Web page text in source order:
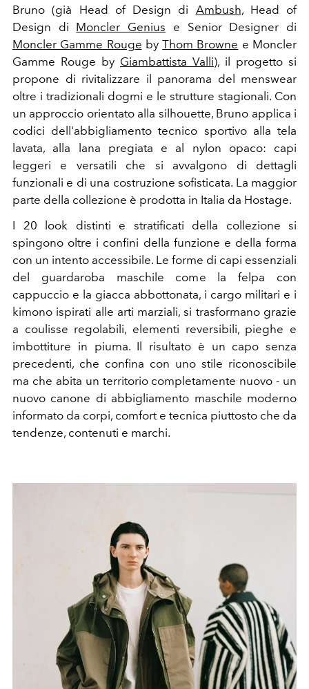
Bruno (già Head of Design di Ambush, Head of
Design di Moncler Genius e Senior Designer di
Moncler Gamme Rouge byThom Browne e Moncler
Gamme Rouge by Giambattista Valli), il progetto si
propone di rivitalizzare il panorama del menswear
oltre i tradizionali dogmi e le strutture stagionali. Con
un approccio orientato alla silhouette, Bruno applica i
codici dell'abbigliamento tecnico sportivo alla tela
lavata, alla lana pregiata e al nylon opaco: capi
leggeri e versatili che si avvalgono di dettagli
funzionali e di una costruzione sofisticata. La maggior
parte della collezione è prodotta in Italia da Hostage.
I 20 look distinti e stratificati della collezione si
spingono oltre i confini della funzione e della forma
con un intento accessibile. Le forme di capi essenziali
del guardaroba maschile come la felpa con
cappuccio e la giacca abbottonata, i cargo militari e i
kimono ispirati alle arti marziali, si trasformano grazie
a coulisse regolabili, elementi reversibili, pieghe e
imbottiture in piuma. Il risultato è un capo senza
precedenti, che confina con uno stile riconoscibile
ma che abita un territorio completamente nuovo - un
nuovo canone di abbigliamento maschile moderno
informato da corpi, comfort e tecnica piuttosto che da
tendenze, contenuti e marchi.